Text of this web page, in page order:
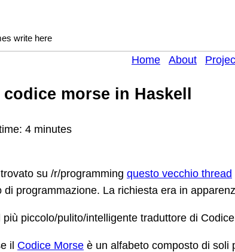
write here
Home About
morse in Haskell
4 minutes
su /r/programming questo vecchio thread
di programmazione. La richiesta era in
più piccolo/pulito/intelligente traduttore di
il Codice Morse è un alfabeto composto di soli